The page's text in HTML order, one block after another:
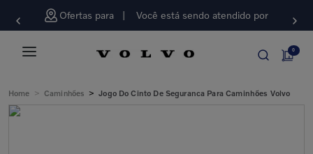
Ofertas para Você está sendo atendido por
0
Home > Caminhões > Jogo Do Cinto De Seguranca Para Caminhões Volvo